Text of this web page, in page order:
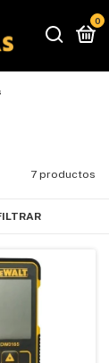
0
7 productos